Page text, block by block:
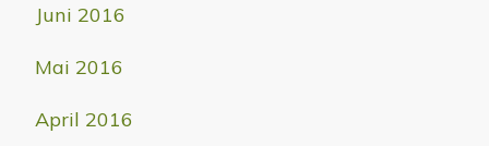
Juni 2016
Mai 2016
April 2016